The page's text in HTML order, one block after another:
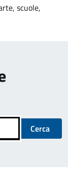
scuole,
Cerca